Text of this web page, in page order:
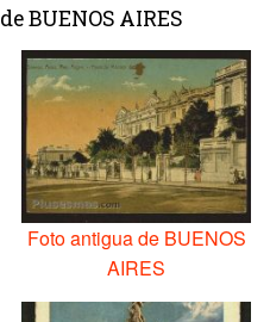
BUENOS AIRES
Foto antigua de BUENOS
AIRES